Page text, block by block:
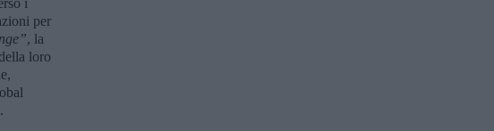
per
, la
loro